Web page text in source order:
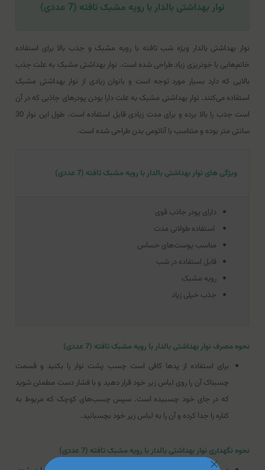
نوار بهداشتی بالدار با رویه مشبک تافته (7 عددی)
نوار بهداشتی بالدار ویژه شب تافته با رویه مشبک و جذب بالا برای استفاده
خانم‌هایی با خونریزی زیاد طراحی شده است. نوار بهداشتی مشبک به علت جذب
بالایی که دارد بسیار مورد توجه است و بانوان زیادی از نوار بهداشتی مشبک
استفاده می‌کنند. نوار بهداشتی مشبک به علت دارا بودن پودرهای جاذبی که در آن
است جذب را بالا برده و برای مدت زیادی قابل استفاده است. طول این نوار 30
سانتی متر بوده و متناسب با آناتومی بدن طراحی شده است.
ویژگی های نوار بهداشتی بالدار با رویه مشبک تافته (7 عددی)
دارای پودر جاذب قوی
استفاده طولانی مدت
مناسب پوست‌های حساس
قابل استفاده در شب
رویه مشبک
جذب خیلی زیاد
نحوه مصرف نوار بهداشتی بالدار با رویه مشبک تافته (7 عددی)
برای استفاده از پدها کافی است چسب پشت نوار را بکنید و قسمت
چسبناک آن را روی لباس زیر خود قرار دهید و با فشار دست مطمئن شوید
که در جای خود چسبیده است. سپس چسب‌های کوچک که مربوط به
کناره را جدا کرده و آن را به لباس زیر خود بچسبانید.
نحوه نگهداری نوار بهداشتی بالدار با رویه مشبک تافته (7 عددی)